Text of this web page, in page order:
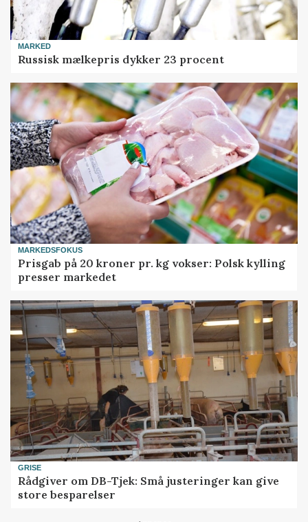
MARKED
Russisk mælkepris dykker 23 procent
MARKEDSFOKUS
Prisgab på 20 kroner pr. kg vokser: Polsk kylling
presser markedet
GRISE
Rådgiver om DB-Tjek: Små justeringer kan give
store besparelser